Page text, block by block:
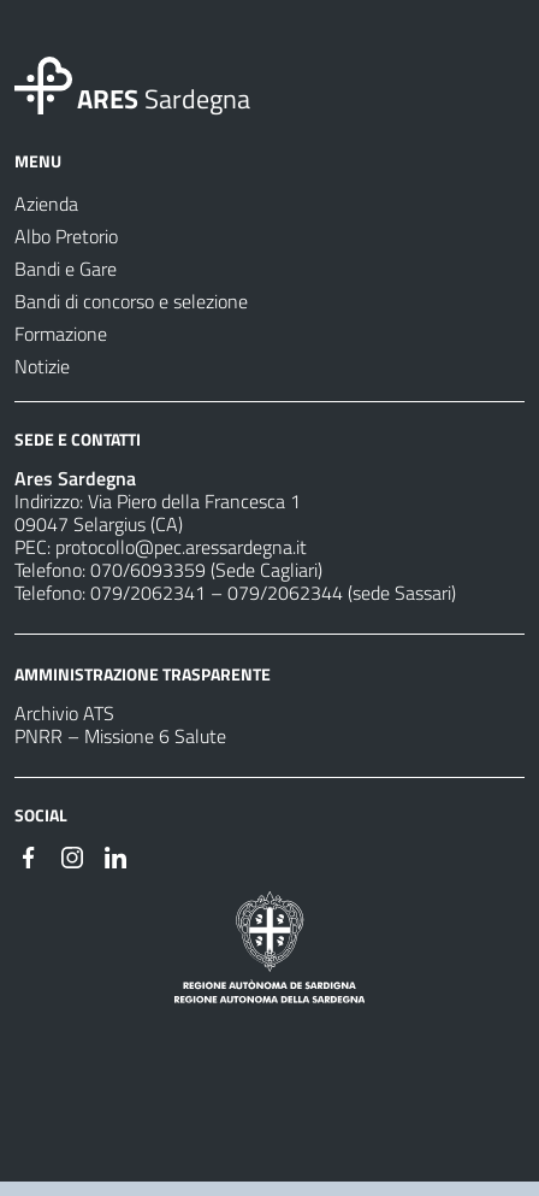
ARESSardegna
MENU
Azienda
Albo Pretorio
Bandi e Gare
Bandi di concorso e selezione
Formazione
Notizie
SEDE E CONTATTI
Ares Sardegna
Indirizzo: Via Piero della Francesca 1
09047 Selargius (CA)
PEC: protocollo@pec.aressardegna.it
Telefono: 070/6093359 (Sede Cagliari)
Telefono: 079/2062341 – 079/2062344 (sede Sassari)
AMMINISTRAZIONE TRASPARENTE
Archivio ATS
PNRR – Missione 6 Salute
SOCIAL